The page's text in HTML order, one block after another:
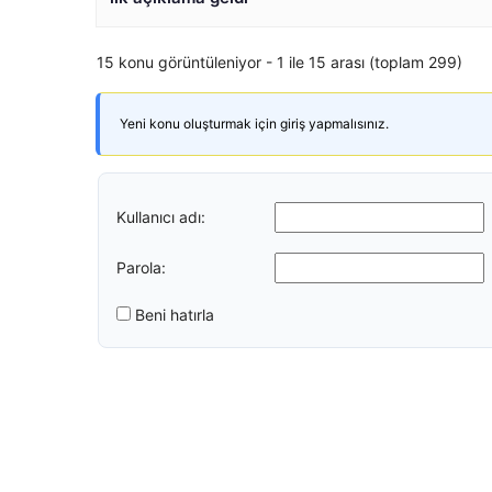
15 konu görüntüleniyor - 1 ile 15 arası (toplam 299)
Yeni konu oluşturmak için giriş yapmalısınız.
Kullanıcı adı:
Parola:
Beni hatırla